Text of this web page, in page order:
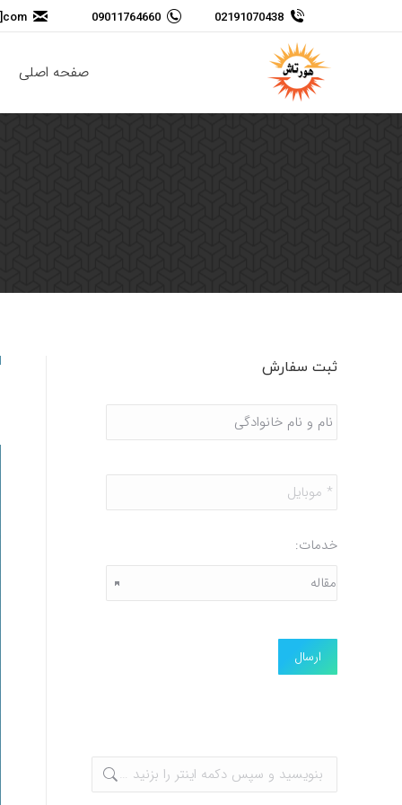
02191070438
09011764660
صفحه اصلی
ثبت سفارش
نام
و
نام
*
موبایل *
خدمات: